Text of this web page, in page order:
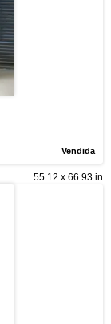
Vendida
55.12 x 66.93 in